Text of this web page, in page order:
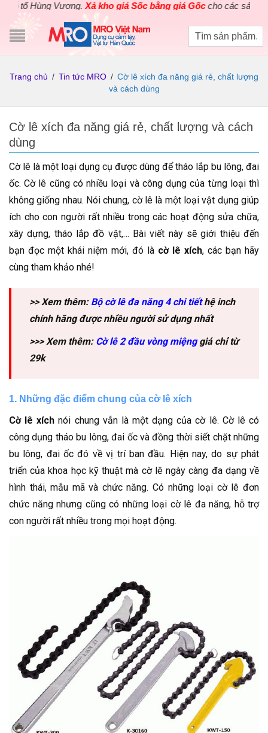
Vương.Xả kho giá Sốc bằng giá Gốccho các sản phẩm dụng
Trang chủ / Tin tức MRO / Cờ lê xích đa năng giá rẻ, chất lượng
và cách dùng
Cờ lê xích đa năng giá rẻ, chất lượng và cách
dùng
Cờ lê là một loại dụng cụ được dùng để tháo lắp bu lông, đai
ốc. Cờ lê cũng có nhiều loại và công dụng của từng loại thì
không giống nhau. Nói chung, cờ lê là một loại vật dụng giúp
ích cho con người rất nhiều trong các hoạt động sửa chữa,
xây dựng, tháo lắp đồ vật,… Bài viết này sẽ giới thiệu đến
bạn đọc một khái niệm mới, đó là cờ lê xích, các bạn hãy
cùng tham khảo nhé!
>> Xem thêm: Bộ cờ lê đa năng 4 chi tiếthệ inch
chính hãng được nhiều người sử dụng nhất
>>> Xem thêm: Cờ lê 2 đầu vòng miệnggiá chỉ từ
29k
1. Những đặc điểm chung của cờ lê xích
Cờ lê xích nói chung vẫn là một dạng của cờ lê. Cờ lê có
công dụng tháo bu lông, đai ốc và đồng thời siết chặt những
bu lông, đai ốc đó về vị trí ban đầu. Hiện nay, do sự phát
triển của khoa học kỹ thuật mà cờ lê ngày càng đa dạng về
hình thái, mẫu mã và chức năng. Có những loại cờ lê đơn
chức năng nhưng cũng có những loại cờ lê đa năng, hỗ trợ
con người rất nhiều trong mọi hoạt động.